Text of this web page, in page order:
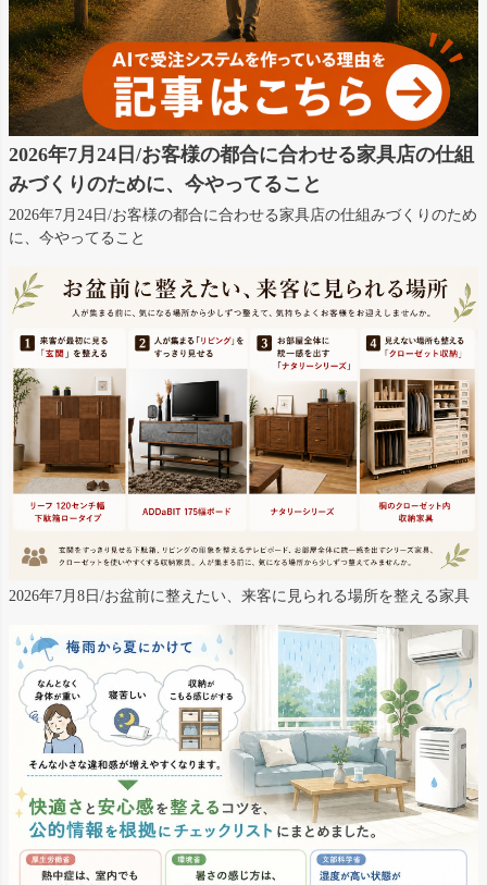
2026年7月24日/お客様の都合に合わせる家具店の仕組
みづくりのために、今やってること
2026年7月24日/お客様の都合に合わせる家具店の仕組みづくりのため
に、今やってること
2026年7月8日/お盆前に整えたい、来客に見られる場所を整える家具